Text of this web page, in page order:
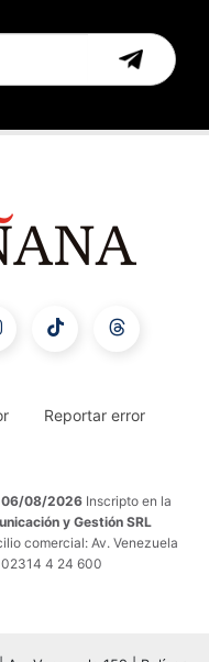
Reportar error
06/08/2026 Inscripto en la
y Gestión SRL
comercial: Av. Venezuela
02314 4 24 600